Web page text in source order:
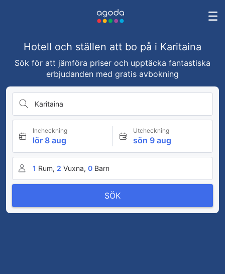
Hotell och ställen att bo på i Karitaina
Sök för att jämföra priser och upptäcka fantastiska
erbjudanden med gratis avbokning
Karitaina
Incheckning
lör 8 aug
Utcheckning
sön 9 aug
1 Rum, 2 Vuxna, 0 Barn
SÖK